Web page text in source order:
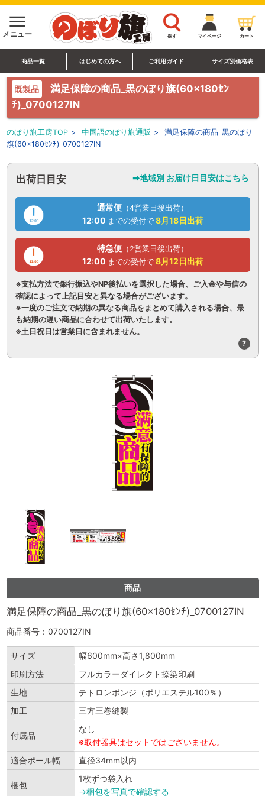
menu
メニュー 探す マイページ カート
商品一覧 はじめての方へ ご利用ガイド サイズ別価格表
既製品
満足保障の商品_黒のぼり旗(60×180ｾﾝ
ﾁ)_0700127IN
のぼり旗工房TOP > 中国語のぼり旗通販 >
満足保障の商品_黒のぼり
旗(60×180ｾﾝﾁ)_0700127IN
出荷日目安 ➡地域別 お届け日目安はこちら
通常便 （4営業日後出荷）
12:00 までの受付で 8月18日出荷
特急便 （2営業日後出荷）
12:00 までの受付で 8月12日出荷
※支払方法で銀行振込やNP後払いを選択した場合、ご入金や与信の
確認によって上記目安と異なる場合がございます。
※一度のご注文で納期の異なる商品をまとめて購入される場合、最
も納期の遅い商品に合わせて出荷いたします。
※土日祝日は営業日に含まれません。
?
商品
満足保障の商品_黒のぼり旗(60×180ｾﾝﾁ)_0700127IN
商品番号：0700127IN
サイズ
幅600mm×高さ1,800mm
印刷方法
フルカラーダイレクト捺染印刷
生地
テトロンポンジ（ポリエステル100％）
加工
三方三巻縫製
付属品
なし
※取付器具はセットではございません。
適合ポール幅
直径34mm以内
梱包
1枚ずつ袋入れ
→梱包を写真で確認する